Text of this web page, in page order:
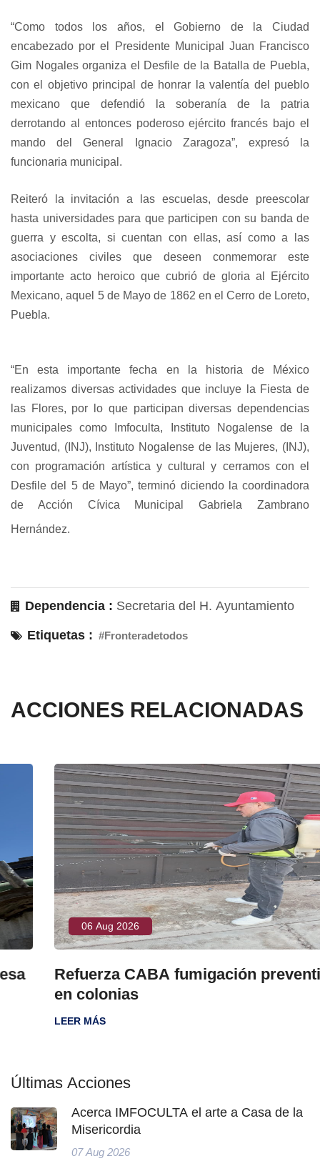
“Como todos los años, el Gobierno de la Ciudad
encabezado por el Presidente Municipal Juan Francisco
Gim Nogales organiza el Desfile de la Batalla de Puebla,
con el objetivo principal de honrar la valentía del pueblo
mexicano que defendió la soberanía de la patria
derrotando al entonces poderoso ejército francés bajo el
mando del General Ignacio Zaragoza”, expresó la
funcionaria municipal.
Reiteró la invitación a las escuelas, desde preescolar
hasta universidades para que participen con su banda de
guerra y escolta, si cuentan con ellas, así como a las
asociaciones civiles que deseen conmemorar este
importante acto heroico que cubrió de gloria al Ejército
Mexicano, aquel 5 de Mayo de 1862 en el Cerro de Loreto,
Puebla.
“En esta importante fecha en la historia de México
realizamos diversas actividades que incluye la Fiesta de
las Flores, por lo que participan diversas dependencias
municipales como Imfoculta, Instituto Nogalense de la
Juventud, (INJ), Instituto Nogalense de las Mujeres, (INJ),
con programación artística y cultural y cerramos con el
Desfile del 5 de Mayo”, terminó diciendo la coordinadora
de Acción Cívica Municipal Gabriela Zambrano
Hernández.
Dependencia : Secretaria del H. Ayuntamiento
Etiquetas : #Fronteradetodos
ACCIONES RELACIONADAS
06 Aug 2026
Refuerza CABA fumigación preventiva
en colonias
LEER MÁS
Últimas Acciones
Acerca IMFOCULTA el arte a Casa de la
Misericordia
07 Aug 2026